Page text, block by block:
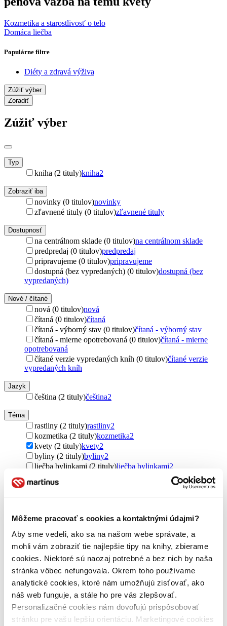
Môžeme pracovať s cookies a kontaktnými údajmi?
Aby sme vedeli, ako sa na našom webe správate, a
mohli vám zobraziť tie najlepšie tipy na knihy, zbierame
cookies. Niektoré sú naozaj potrebné a bez nich by naša
stránka vôbec nefungovala. Okrem toho používame
analytické cookies, ktoré nám umožňujú zisťovať, ako
náš web funguje, a stále ho pre vás zlepšovať.
Personalizačné cookies nám dovoľujú prispôsobovať
stránku pre vašu lepšiu orientáciu. Marketingové cookies
Kozmetika a starostlivosť o telo
Domáca liečba
Populárne filtre
Diéty a zdravá výživa
Zúžiť výber
Zoradiť
Zúžiť výber
Typ
kniha (2 tituly)kniha2
Zobraziť iba
novinky (0 titulov)novinky
zľavnené tituly (0 titulov)zľavnené tituly
Dostupnosť
na centrálnom sklade (0 titulov)na centrálnom sklade
predpredaj (0 titulov)predpredaj
pripravujeme (0 titulov)pripravujeme
dostupná (bez vypredaných) (0 titulov)dostupná (bez
vypredaných)
Nové / čítané
nová (0 titulov)nová
čítaná (0 titulov)čítaná
čítaná - výborný stav (0 titulov)čítaná - výborný stav
čítaná - mierne opotrebovaná (0 titulov)čítaná - mierne
opotrebovaná
čítané verzie vypredaných kníh (0 titulov)čítané verzie
vypredaných kníh
Jazyk
čeština (2 tituly)čeština2
Téma
rastliny (2 tituly)rastliny2
kozmetika (2 tituly)kozmetika2
kvety (2 tituly)kvety2
byliny (2 tituly)byliny2
liečba bylinkami (2 tituly)liečba bylinkami2
Brigitte Lotz (2 tituly)Brigitte Lotz2
Vydavateľstvo
Rebo (2 tituly) Rebo2
Väzba
penová (2 tituly)penová 2
Zúžiť výber
Zoradiť